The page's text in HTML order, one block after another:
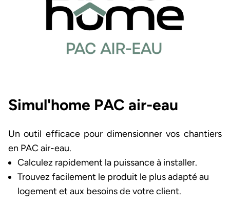
Simul'home PAC air-eau
Un outil efficace pour dimensionner vos chantiers
en PAC air-eau.
Calculez rapidement la puissance à installer.
Trouvez facilement le produit le plus adapté au
logement et aux besoins de votre client.